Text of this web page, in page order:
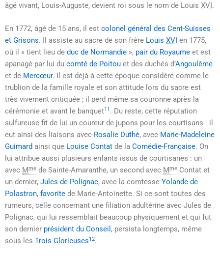
âgé vivant, Louis-Auguste, devient roi sous le nom de Louis XVI.
En 1772, âgé de 15 ans, il est colonel général des Cent-Suisses
et Grisons. Il assiste au sacre de son frère Louis XVI en 1775,
où il « tient lieu de duc de Normandie », pair du Royaume et est
apanagé par lui du comté de Poitou et des duchés d’Angoulême
et de Mercœur. Il est déjà à cette époque considéré comme le
trublion de la famille royale et son attitude lors du sacre est
très vivement critiquée ; il perd même sa couronne après la
cérémonie et avant le banquet11 . Du reste, cette réputation
sulfureuse fit de lui un coureur de jupons pour les courtisans : il
eut ainsi des liaisons avec Rosalie Duthé, avec Marie-Madeleine
Guimard ainsi que Louise Contat de la Comédie-Française. On
lui attribue aussi plusieurs enfants issus de courtisanes : un
avec Mme de Sainte-Amaranthe, un second avec Mme Contat et
un dernier, Jules de Polignac, avec la comtesse Yolande de
Polastron, favorite de Marie-Antoinette. Si ce sont toutes des
rumeurs, celle concernant une filiation adultérine avec Jules de
Polignac, qui lui ressemblait beaucoup physiquement et qui fut
son dernier président du Conseil , persista longtemps, même
sous les Trois Glorieuses12.